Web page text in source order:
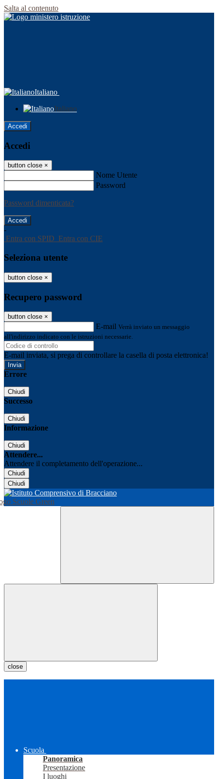
Salta al contenuto
Italiano
Italiano
Accedi
Accedi
button close ×
Nome Utente
Password
Password dimenticata?
-
Entra con SPID Entra con CIE
Seleziona utente
button close ×
Recupero password
button close ×
E-mail Verrà inviato un messaggio
all'indirizzo indicato con le istruzioni necessarie.
E-mail inviata, si prega di controllare la casella di posta elettronica!
Errore
Chiudi
Successo
Chiudi
Informazione
Chiudi
Attendere...
Attendere il completamento dell'operazione...
Chiudi
Chiudi
close
Scuola
Panoramica
Presentazione
I luoghi